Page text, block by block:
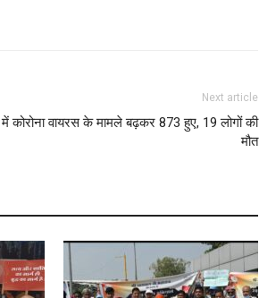
Next article
में कोरोना वायरस के मामले बढ़कर 873 हुए, 19 लोगों की
मौत